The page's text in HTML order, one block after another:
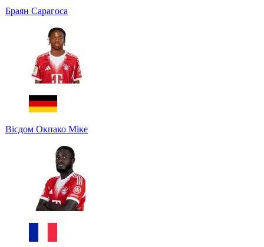
Браян Сарагоса
Вісдом Окпако Міке